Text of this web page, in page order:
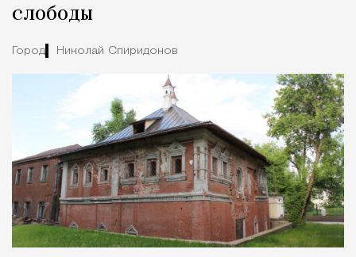
слободы
Город Николай Спиридонов